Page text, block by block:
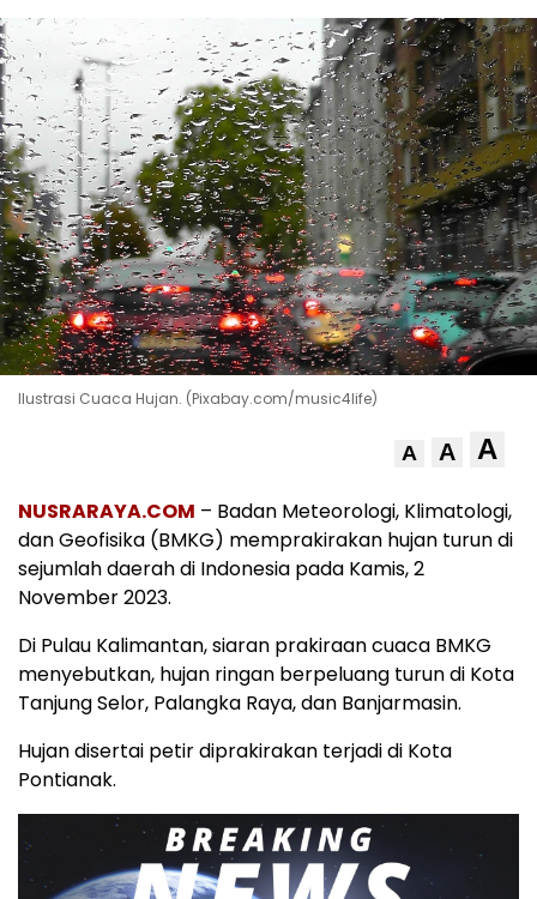
Ilustrasi Cuaca Hujan. (Pixabay.com/music4life)
A A A
NUSRARAYA.COM – Badan Meteorologi, Klimatologi,
dan Geofisika (BMKG) memprakirakan hujan turun di
sejumlah daerah di Indonesia pada Kamis, 2
November 2023.
Di Pulau Kalimantan, siaran prakiraan cuaca BMKG
menyebutkan, hujan ringan berpeluang turun di Kota
Tanjung Selor, Palangka Raya, dan Banjarmasin.
Hujan disertai petir diprakirakan terjadi di Kota
Pontianak.